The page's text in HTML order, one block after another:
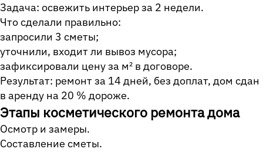
Задача: освежить интерьер за 2 недели.
Что сделали правильно:
запросили 3 сметы;
уточнили, входит ли вывоз мусора;
зафиксировали цену за м² в договоре.
Результат: ремонт за 14 дней, без доплат, дом сдан
в аренду на 20 % дороже.
Этапы косметического ремонта дома
Осмотр и замеры.
Составление сметы.